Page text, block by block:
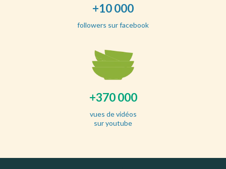
+10 000
followers sur facebook
+370 000
vues de vidéos
sur youtube